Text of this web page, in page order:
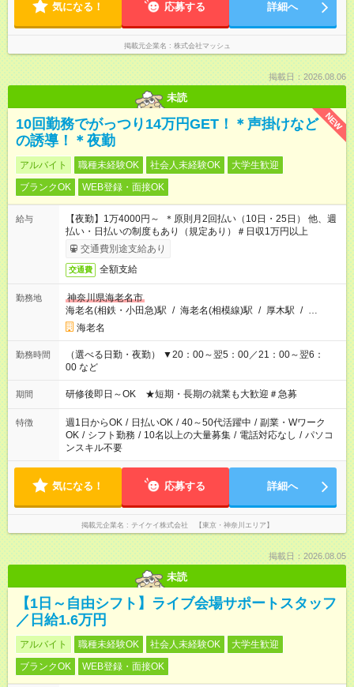
気になる！ 応募する 詳細へ
掲載元企業名 株式会社マッシュ
掲載日：2026.08.06
未読
NEW
10回勤務でがっつり14万円GET！＊声掛けなど
の誘導！＊夜勤
アルバイト 職種未経験OK 社会人未経験OK
大学生歓迎
ブランクOK
WEB登録・面接OK
給与
【夜勤】1万4000円～ ＊原則月2回払い（10日・25日） 他、週
払い・日払いの制度もあり（規定あり）＃日収1万円以上
交通費別途支給あり
交通費 全額支給
勤務地
神奈川県海老名市
海老名(相鉄・小田急)駅 / 海老名(相模線)駅 / 厚木駅 / …
海老名
勤務時間
（選べる日勤・夜勤） ▼20：00～翌5：00／21：00～翌6：
00 など
期間 研修後即日～OK ★短期・長期の就業も大歓迎＃急募
特徴 週1日からOK / 日払いOK / 40～50代活躍中 / 副業・Wワーク
OK / シフト勤務 / 10名以上の大量募集 / 電話対応なし / パソコ
ンスキル不要
気になる！ 応募する 詳細へ
掲載元企業名 テイケイ株式会社 【東京・神奈川エリア】
掲載日：2026.08.05
未読
【1日～自由シフト】ライブ会場サポートスタッフ
／日給1.6万円
アルバイト 職種未経験OK 社会人未経験OK
大学生歓迎
ブランクOK
WEB登録・面接OK